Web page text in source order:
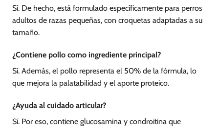
Sí. De hecho, está formulado específicamente para perros
adultos de razas pequeñas, con croquetas adaptadas a su
tamaño.
¿Contiene pollo como ingrediente principal?
Sí. Además, el pollo representa el 50% de la fórmula, lo
que mejora la palatabilidad y el aporte proteico.
¿Ayuda al cuidado articular?
Sí. Por eso, contiene glucosamina y condroitina que